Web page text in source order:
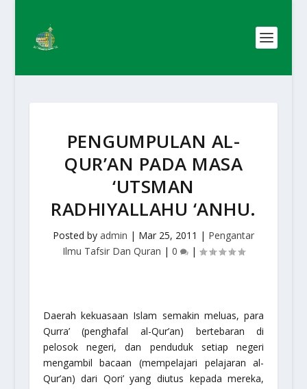
PENGUMPULAN AL-
QUR’AN PADA MASA
‘UTSMAN
RADHIYALLAHU ‘ANHU.
Posted by admin | Mar 25, 2011 | Pengantar
Ilmu Tafsir Dan Quran | 0 |
Daerah kekuasaan Islam semakin meluas, para
Qurra’ (penghafal al-Qur’an) bertebaran di
pelosok negeri, dan penduduk setiap negeri
mengambil bacaan (mempelajari pelajaran al-
Qur’an) dari Qori’ yang diutus kepada mereka,